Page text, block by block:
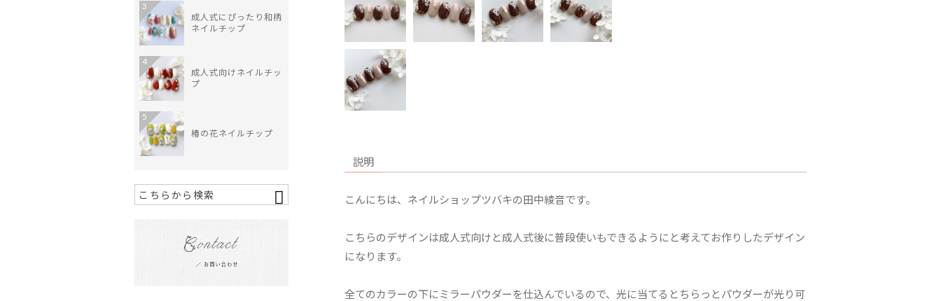
説明
こんにちは、ネイルショップツバキの田中綾音です。
こちらのデザインは成人式向けと成人式後に普段使いもできるようにと考えてお作りしたデザイン
になります。
全てのカラーの下にミラーパウダーを仕込んでいるので、光に当てるとちらっとパウダーが光り可
成人式にぴったり和柄
ネイルチップ
3
成人式向けネイルチッ
プ
4
椿の花ネイルチップ
5